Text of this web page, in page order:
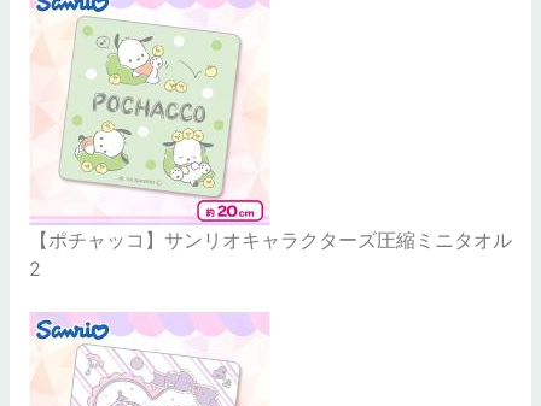
【ポチャッコ】サンリオキャラクターズ圧縮ミニタオル
2